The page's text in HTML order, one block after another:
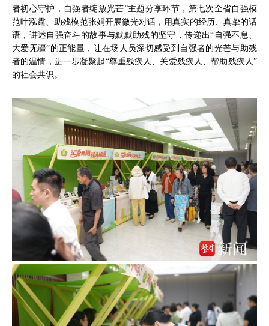
者初心守护，自强者绽放光芒”主题分享环节，第七次全省自强模
范叶泓霆、助残模范张娟开展微光对话，用真实的经历、真挚的话
语，讲述自强奋斗的故事与默默助残的坚守，传递出“自强不息、
大爱无疆”的正能量，让在场人员深切感受到自强者的光芒与助残
者的温情，进一步凝聚起“尊重残疾人、关爱残疾人、帮助残疾人”
的社会共识。